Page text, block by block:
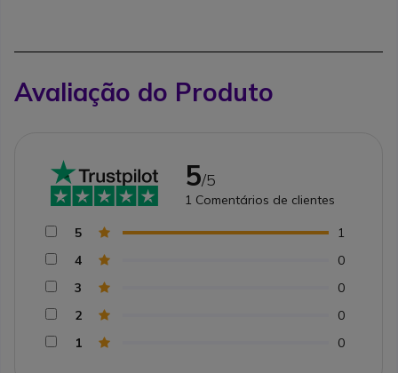
Avaliação do Produto
5/5
1 Comentários de clientes
5
1
4
0
3
0
2
0
1
0